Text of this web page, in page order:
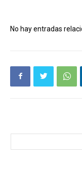
No hay entradas